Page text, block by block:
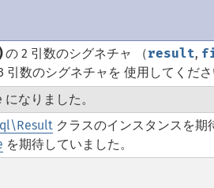
の 2 引数のシグネチャ （result,
引数のシグネチャを 使用してくださ
なりました。
クラスのインスタンスを期
を期待していました。